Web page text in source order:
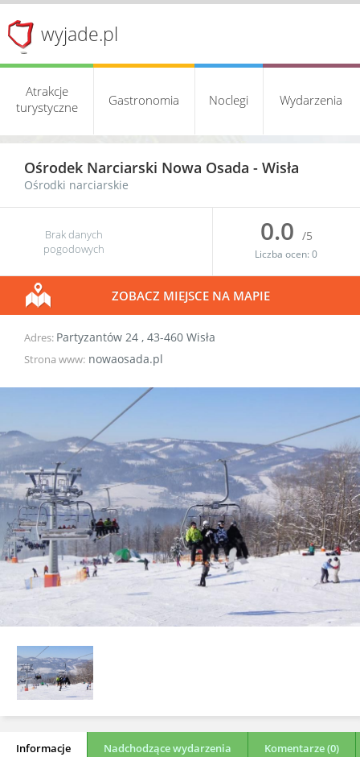
wyjade.pl
Atrakcje
turystyczne
Gastronomia Noclegi Wydarzenia
Ośrodek Narciarski Nowa Osada - Wisła
Ośrodki narciarskie
Brak danych
pogodowych
0.0 /5
Liczba ocen:0
ZOBACZ MIEJSCE NA MAPIE
Adres: Partyzantów 24 , 43-460 Wisła
Strona www: nowaosada.pl
Informacje Nadchodzące wydarzenia Komentarze (0)